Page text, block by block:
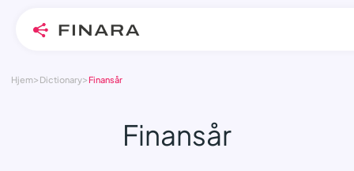
Skip
Hjem> Dictionary> Finansår
Finansår